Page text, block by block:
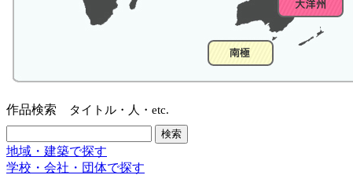
作品検索 タイトル・人・etc.
地域・建築で探す
学校・会社・団体で探す